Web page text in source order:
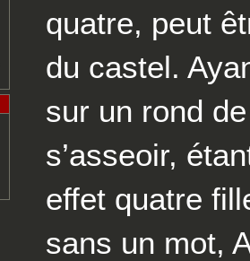
quatre, peut
du castel.
sur un rond
s’asseoir,
effet quatre
sans un mot,